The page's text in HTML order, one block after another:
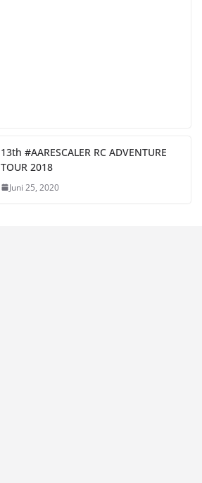
13th #AARESCALER RC ADVENTURE
TOUR 2018
Juni 25, 2020